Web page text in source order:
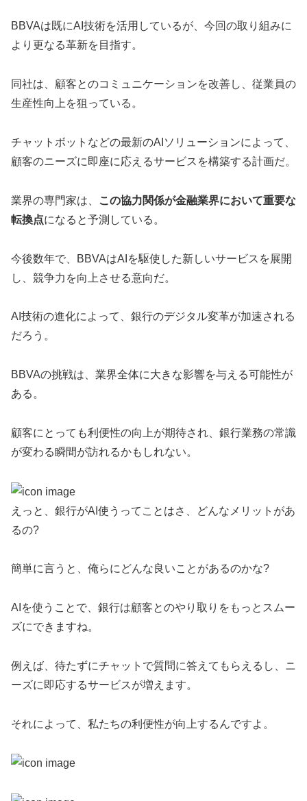
BBVAは既にAI技術を活用しているが、今回の取り組みに
より更なる革新を目指す。
同社は、顧客とのコミュニケーションを改善し、従業員の
生産性向上を狙っている。
チャットボットなどの最新のAIソリューションによって、
顧客のニーズに即座に応えるサービスを構築する計画だ。
業界の専門家は、
この協力関係が金融業界において重要な
転換点になると予測している。
今後数年で、BBVAはAIを駆使した新しいサービスを展開
し、競争力を向上させる意向だ。
AI技術の進化によって、銀行のデジタル変革が加速される
だろう。
BBVAの挑戦は、業界全体に大きな影響を与える可能性が
ある。
顧客にとっても利便性の向上が期待され、銀行業務の常識
が変わる瞬間が訪れるかもしれない。
えっと、銀行がAI使うってことはさ、どんなメリットがあ
るの?
簡単に言うと、俺らにどんな良いことがあるのかな?
AIを使うことで、銀行は顧客とのやり取りをもっとスムー
ズにできますね。
例えば、待たずにチャットで質問に答えてもらえるし、ニ
ーズに即応するサービスが増えます。
それによって、私たちの利便性が向上するんですよ。